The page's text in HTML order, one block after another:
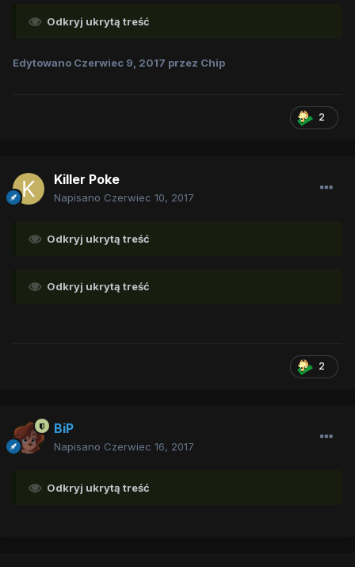
Odkryj ukrytą treść
Edytowano Czerwiec 9, 2017 przez Chip
2
Killer Poke
Napisano Czerwiec 10, 2017
Odkryj ukrytą treść
Odkryj ukrytą treść
2
BiP
Napisano Czerwiec 16, 2017
Odkryj ukrytą treść